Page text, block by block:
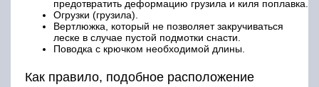
предотвратить деформацию грузила и киля поплавка.
Огрузки (грузила).
Вертлюжка, который не позволяет закручиваться
леске в случае пустой подмотки снасти.
Поводка с крючком необходимой длины.
Как правило, подобное расположение